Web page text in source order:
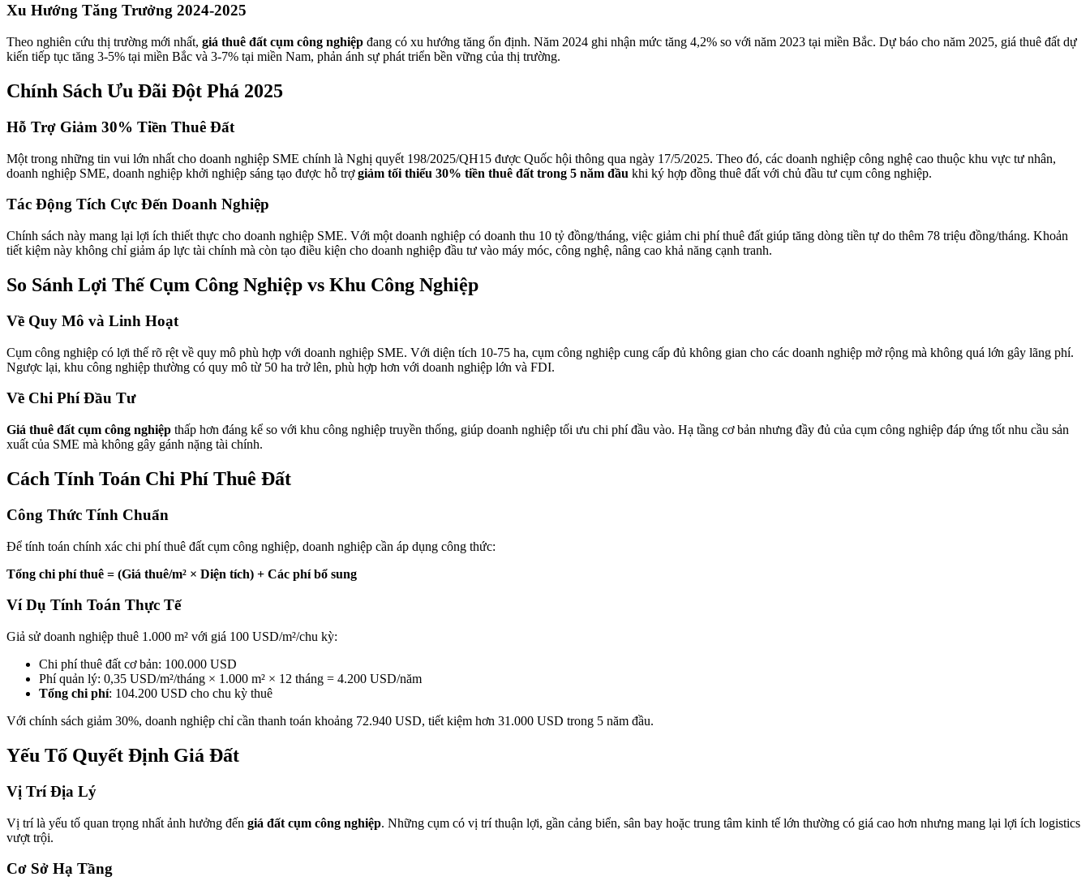
Xu Hướng Tăng Trưởng 2024-2025
Theo nghiên cứu thị trường mới nhất, giá thuê đất cụm công nghiệp đang có xu hướng tăng ổn định. Năm 2024 ghi nhận mức tăng 4,2% so với năm 2023 tại miền Bắc. Dự báo cho năm 2025, giá thuê đất dự
kiến tiếp tục tăng 3-5% tại miền Bắc và 3-7% tại miền Nam, phản ánh sự phát triển bền vững của thị trường.
Chính Sách Ưu Đãi Đột Phá 2025
Hỗ Trợ Giảm 30% Tiền Thuê Đất
Một trong những tin vui lớn nhất cho doanh nghiệp SME chính là Nghị quyết 198/2025/QH15 được Quốc hội thông qua ngày 17/5/2025. Theo đó, các doanh nghiệp công nghệ cao thuộc khu vực tư nhân,
doanh nghiệp SME, doanh nghiệp khởi nghiệp sáng tạo được hỗ trợgiảm tối thiểu 30% tiền thuê đất trong 5 năm đầu khi ký hợp đồng thuê đất với chủ đầu tư cụm công nghiệp.
Tác Động Tích Cực Đến Doanh Nghiệp
Chính sách này mang lại lợi ích thiết thực cho doanh nghiệp SME. Với một doanh nghiệp có doanh thu 10 tỷ đồng/tháng, việc giảm chi phí thuê đất giúp tăng dòng tiền tự do thêm 78 triệu đồng/tháng. Khoản
tiết kiệm này không chỉ giảm áp lực tài chính mà còn tạo điều kiện cho doanh nghiệp đầu tư vào máy móc, công nghệ, nâng cao khả năng cạnh tranh.
So Sánh Lợi Thế Cụm Công Nghiệp vs Khu Công Nghiệp
Về Quy Mô và Linh Hoạt
Cụm công nghiệp có lợi thế rõ rệt về quy mô phù hợp với doanh nghiệp SME. Với diện tích 10-75 ha, cụm công nghiệp cung cấp đủ không gian cho các doanh nghiệp mở rộng mà không quá lớn gây lãng phí.
Ngược lại, khu công nghiệp thường có quy mô từ 50 ha trở lên, phù hợp hơn với doanh nghiệp lớn và FDI.
Về Chi Phí Đầu Tư
Giá thuê đất cụm công nghiệp thấp hơn đáng kể so với khu công nghiệp truyền thống, giúp doanh nghiệp tối ưu chi phí đầu vào. Hạ tầng cơ bản nhưng đầy đủ của cụm công nghiệp đáp ứng tốt nhu cầu sản
xuất của SME mà không gây gánh nặng tài chính.
Cách Tính Toán Chi Phí Thuê Đất
Công Thức Tính Chuẩn
Để tính toán chính xác chi phí thuê đất cụm công nghiệp, doanh nghiệp cần áp dụng công thức:
Tổng chi phí thuê = (Giá thuê/m² × Diện tích) + Các phí bổ sung
Ví Dụ Tính Toán Thực Tế
Giả sử doanh nghiệp thuê 1.000 m² với giá 100 USD/m²/chu kỳ:
Chi phí thuê đất cơ bản: 100.000 USD
Phí quản lý: 0,35 USD/m²/tháng × 1.000 m² × 12 tháng = 4.200 USD/năm
Tổng chi phí: 104.200 USD cho chu kỳ thuê
Với chính sách giảm 30%, doanh nghiệp chỉ cần thanh toán khoảng 72.940 USD, tiết kiệm hơn 31.000 USD trong 5 năm đầu.
Yếu Tố Quyết Định Giá Đất
Vị Trí Địa Lý
Vị trí là yếu tố quan trọng nhất ảnh hưởng đến giá đất cụm công nghiệp. Những cụm có vị trí thuận lợi, gần cảng biển, sân bay hoặc trung tâm kinh tế lớn thường có giá cao hơn nhưng mang lại lợi ích logistics
vượt trội.
Cơ Sở Hạ Tầng